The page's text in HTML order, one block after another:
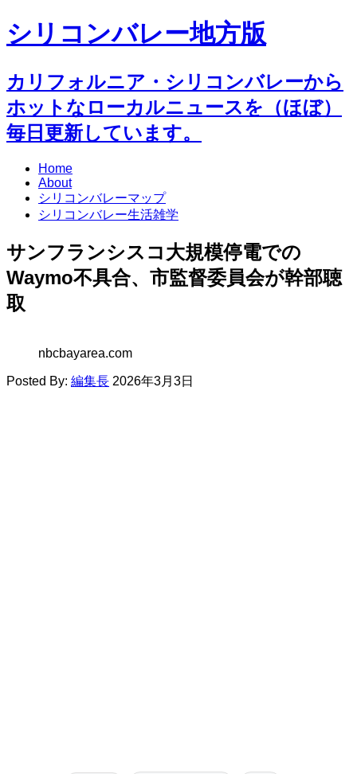
シリコンバレー地方版
カリフォルニア・シリコンバレーから
ホットなローカルニュースを（ほぼ）
毎日更新しています。
Home
About
シリコンバレーマップ
シリコンバレー生活雑学
サンフランシスコ大規模停電での
Waymo不具合、市監督委員会が幹部聴
取
nbcbayarea.com
Posted By: 編集長 2026年3月3日